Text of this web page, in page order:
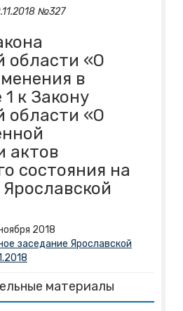
№327
области «О
в
к Закону
области «О
актов
состояния на
2018
заседание Ярославской
материалы